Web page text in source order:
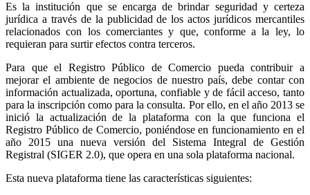
Es la institución que se encarga de brindar seguridad y certeza
jurídica a través de la publicidad de los actos jurídicos mercantiles
relacionados con los comerciantes y que, conforme a la ley, lo
requieran para surtir efectos contra terceros.
Para que el Registro Público de Comercio pueda contribuir a
mejorar el ambiente de negocios de nuestro país, debe contar con
información actualizada, oportuna, confiable y de fácil acceso, tanto
para la inscripción como para la consulta. Por ello, en el año 2013 se
inició la actualización de la plataforma con la que funciona el
Registro Público de Comercio, poniéndose en funcionamiento en el
año 2015 una nueva versión del Sistema Integral de Gestión
Registral (SIGER 2.0), que opera en una sola plataforma nacional.
Esta nueva plataforma tiene las características siguientes: